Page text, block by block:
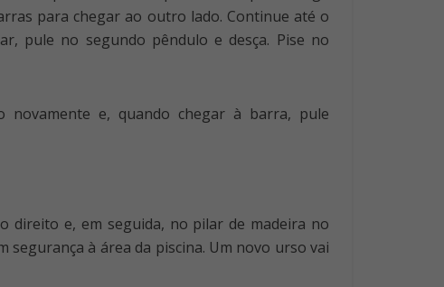
para chegar ao outro lado. Continue até o
pule no segundo pêndulo e desça. Pise no
e, quando chegar à barra, pule
direito e, em seguida, no pilar de madeira no
segurança à área da piscina. Um novo urso vai